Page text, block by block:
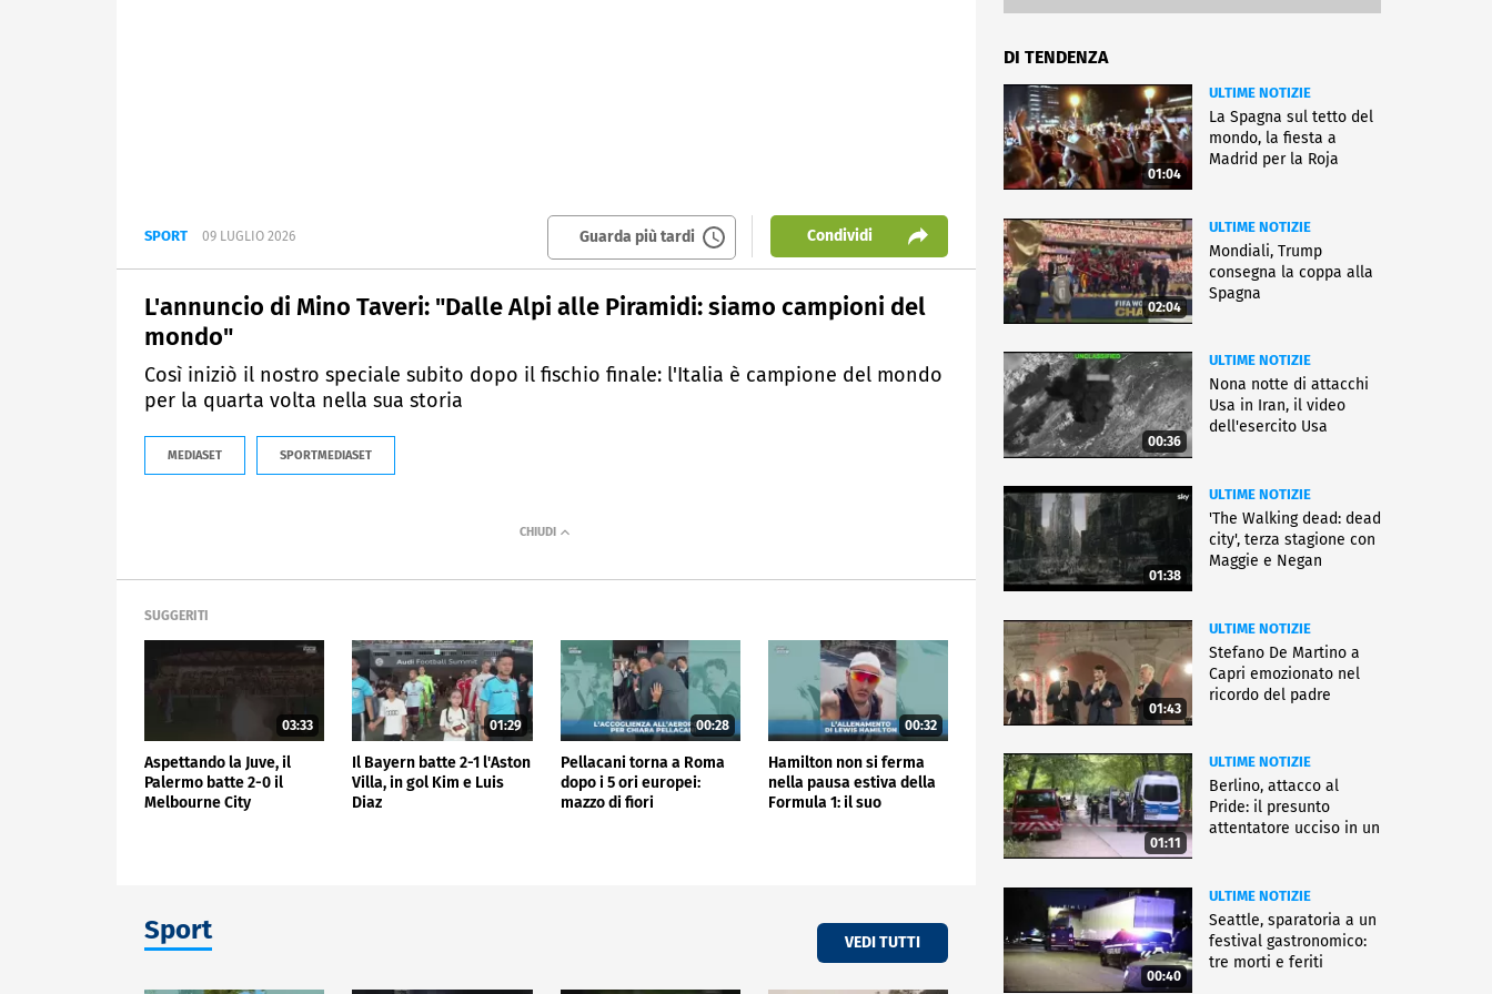
SPORT 09 LUGLIO 2026 Guarda più tardi Condividi
L'annuncio di Mino Taveri: "Dalle Alpi alle Piramidi: siamo campioni del
mondo"
Così iniziò il nostro speciale subito dopo il fischio finale: l'Italia è campione del mondo
per la quarta volta nella sua storia
MEDIASET SPORTMEDIASET
SUGGERITI
03:33
Aspettando la Juve, il
Palermo batte 2-0 il
Melbourne City
01:29
Il Bayern batte 2-1 l'Aston
Villa, in gol Kim e Luis
Diaz
00:28
Pellacani torna a Roma
dopo i 5 ori europei:
mazzo di fiori
00:32
Hamilton non si ferma
nella pausa estiva della
Formula 1: il suo
Sport VEDI TUTTI
DI TENDENZA
01:04
ULTIME NOTIZIE
La Spagna sul tetto del
mondo, la fiesta a
Madrid per la Roja
02:04
ULTIME NOTIZIE
Mondiali, Trump
consegna la coppa alla
Spagna
00:36
ULTIME NOTIZIE
Nona notte di attacchi
Usa in Iran, il video
dell'esercito Usa
01:38
ULTIME NOTIZIE
'The Walking dead: dead
city', terza stagione con
Maggie e Negan
01:43
ULTIME NOTIZIE
Stefano De Martino a
Capri emozionato nel
ricordo del padre
01:11
ULTIME NOTIZIE
Berlino, attacco al
Pride: il presunto
attentatore ucciso in un
00:40
ULTIME NOTIZIE
Seattle, sparatoria a un
festival gastronomico:
tre morti e feriti